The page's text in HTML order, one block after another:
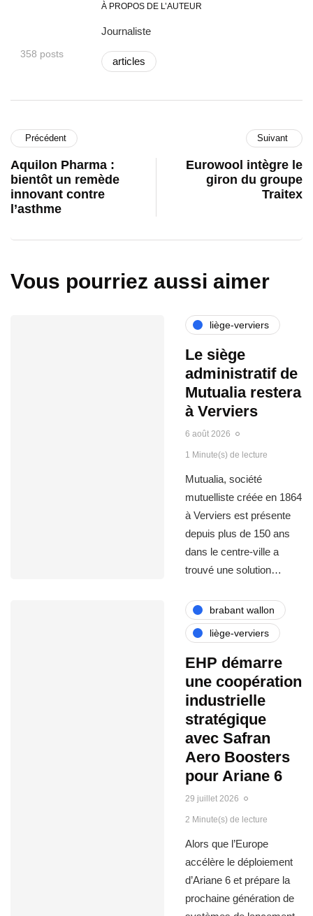
358 posts
À PROPOS DE L’AUTEUR
Journaliste
articles
Précédent
Aquilon Pharma :
bientôt un remède
innovant contre
l’asthme
Suivant
Eurowool intègre le
giron du groupe
Traitex
Vous pourriez aussi aimer
liège-verviers
Le siège
administratif de
Mutualia restera
à Verviers
6 août 2026
1 Minute(s) de lecture
Mutualia, société
mutuelliste créée en 1864
à Verviers est présente
depuis plus de 150 ans
dans le centre-ville a
trouvé une solution…
brabant wallon
liège-verviers
EHP démarre
une coopération
industrielle
stratégique
avec Safran
Aero Boosters
pour Ariane 6
29 juillet 2026
2 Minute(s) de lecture
Alors que l’Europe
accélère le déploiement
d’Ariane 6 et prépare la
prochaine génération de